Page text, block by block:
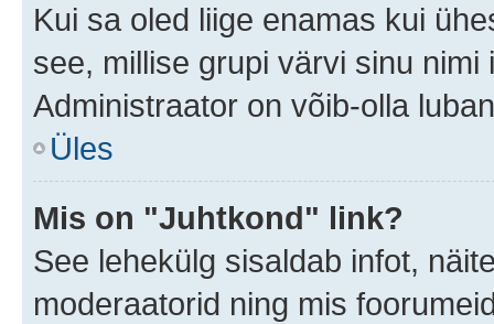
Kui sa oled liige enamas kui
see, millise grupi värvi sinu
Administraator on võib-olla
Üles
Mis on "Juhtkond" link?
See lehekülg sisaldab infot,
moderaatorid ning mis